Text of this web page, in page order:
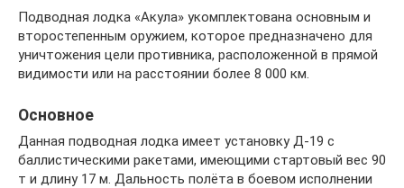
Подводная лодка «Акула» укомплектована основным и
второстепенным оружием, которое предназначено для
уничтожения цели противника, расположенной в прямой
видимости или на расстоянии более 8 000 км.
Основное
Данная подводная лодка имеет установку Д-19 с
баллистическими ракетами, имеющими стартовый вес 90
т и длину 17 м. Дальность полёта в боевом исполнении